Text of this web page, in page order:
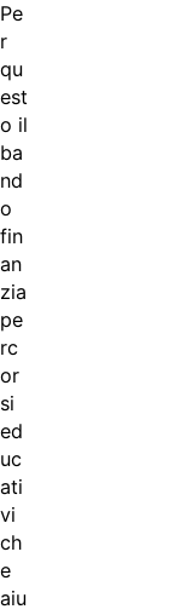
Pe
r
qu
est
o il
ba
nd
o
fin
an
zia
pe
rc
or
si
ed
uc
ati
vi
ch
e
aiu